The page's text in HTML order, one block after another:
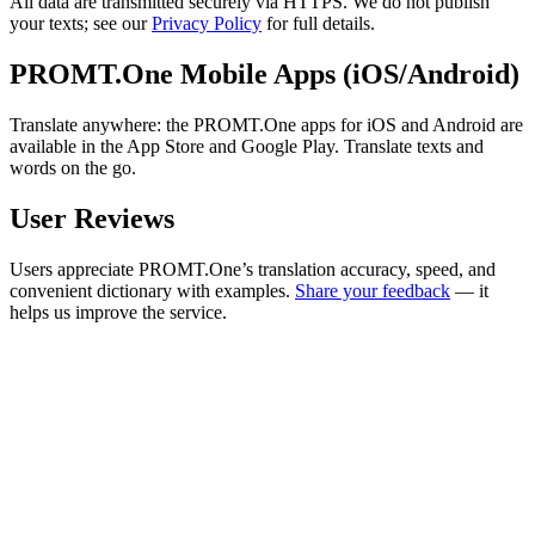
your texts; see ourPrivacy Policy for full details.
PROMT.One Mobile Apps (iOS/Android)
Translate anywhere: the PROMT.One apps for iOS and Android are
available in the App Store and Google Play. Translate texts and
words on the go.
User Reviews
Users appreciate PROMT.One’s translation accuracy, speed, and
convenient dictionary with examples. Share your feedback — it
helps us improve the service.